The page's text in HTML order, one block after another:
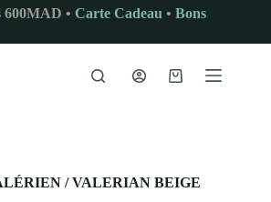
• Carte Cadeau • Bons
Panier
/ VALERIAN BEIGE